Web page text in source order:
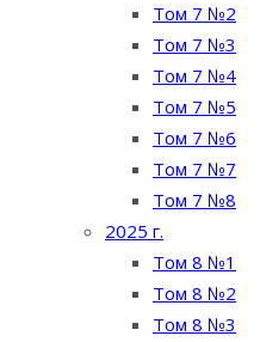
Том 7 №2
Том 7 №3
Том 7 №4
Том 7 №5
Том 7 №6
Том 7 №7
Том 7 №8
2025 г.
Том 8 №1
Том 8 №2
Том 8 №3